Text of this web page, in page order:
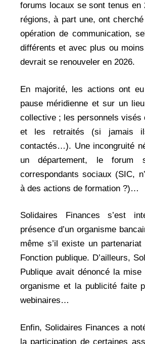
forums locaux se sont tenus en
régions, à part une, ont
opération de communication,
différents et avec plus ou
devrait se renouveler en 2026.
En majorité, les actions ont
pause méridienne et sur un
collective ; les personnels visés
et les retraités (si jamais
contactés…). Une incongruité
un département, le forum
correspondants sociaux (SIC,
à des actions de formation ?)…
Solidaires Finances s’est
présence d’un organisme
même s’il existe un
Fonction publique. D’ailleurs,
Publique avait dénoncé la
organisme et la publicité faite
webinaires…
Enfin, Solidaires Finances a
la participation de certaines